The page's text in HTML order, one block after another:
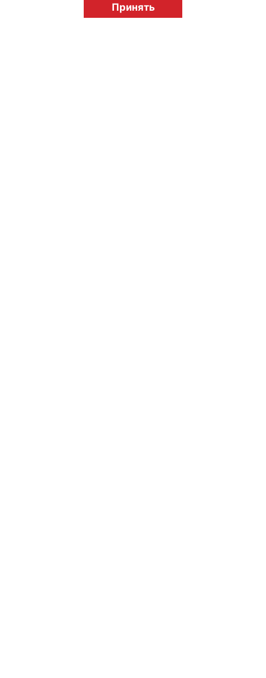
licensingrussia.ru, 2009-2026 12+
Принять